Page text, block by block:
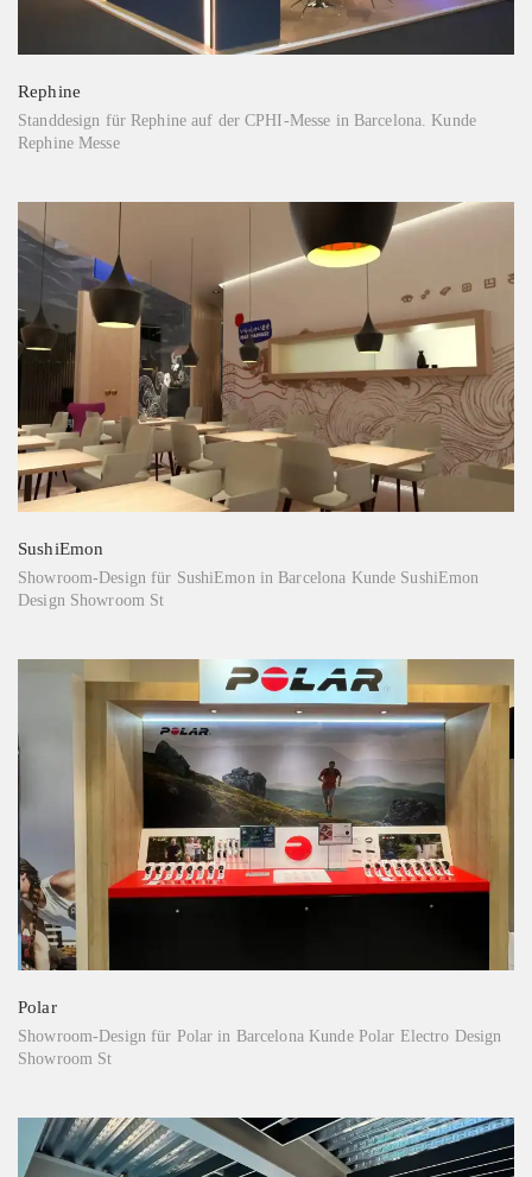
Rephine
Standdesign für Rephine auf der CPHI-Messe in Barcelona. Kunde
Rephine Messe
SushiEmon
Showroom-Design für SushiEmon in Barcelona Kunde SushiEmon
Design Showroom St
Polar
Showroom-Design für Polar in Barcelona Kunde Polar Electro Design
Showroom St